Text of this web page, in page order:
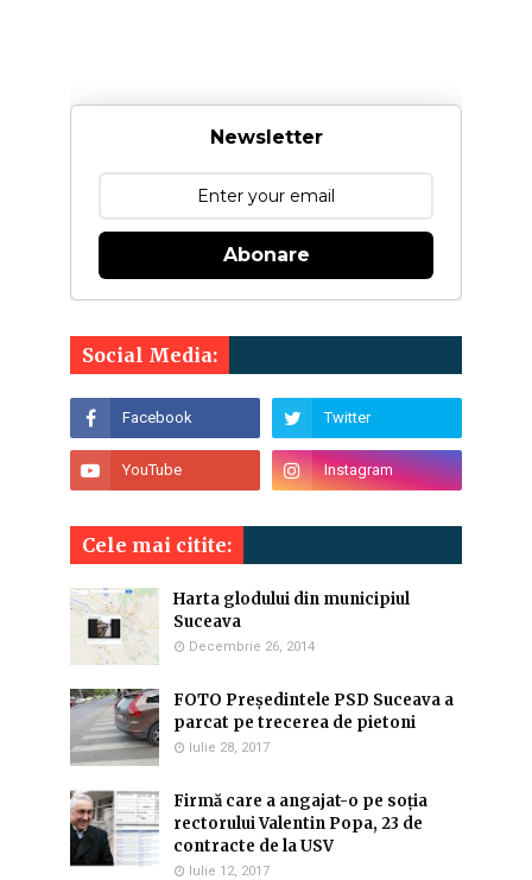
Newsletter
Abonare
Social Media:
Cele mai citite:
Harta glodului din municipiul
Suceava
Decembrie 26, 2014
FOTO Președintele PSD Suceava a
parcat pe trecerea de pietoni
Iulie 28, 2017
Firmă care a angajat-o pe soția
rectorului Valentin Popa, 23 de
contracte de la USV
Iulie 12, 2017